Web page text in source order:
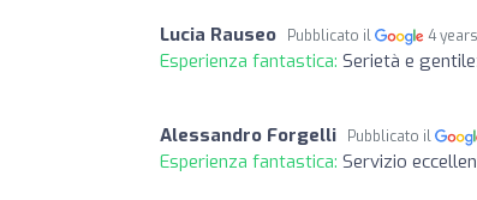
Lucia Rauseo Pubblicato il 4
Esperienza fantastica: Serietà e
Alessandro Forgelli Pubblicato il
Esperienza fantastica: Servizio